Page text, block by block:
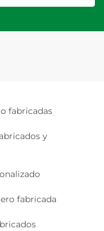
fabricadas
y
fabricada